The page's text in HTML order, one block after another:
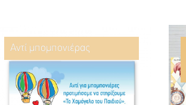
Αντί μπομπονιέρας